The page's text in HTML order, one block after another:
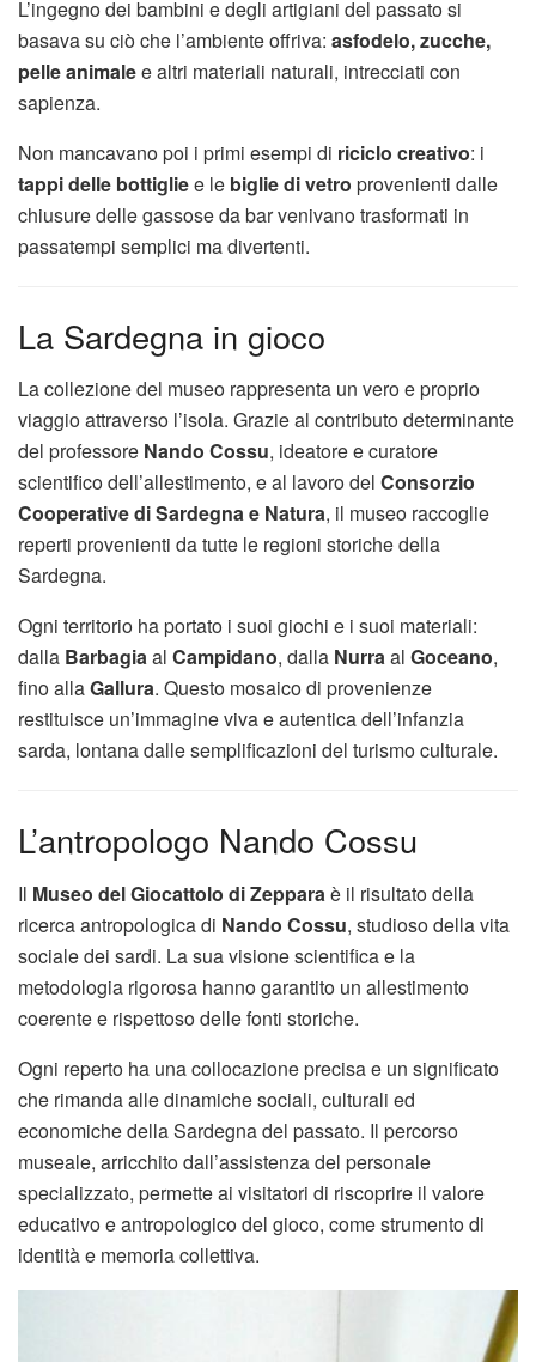
L’ingegno dei bambini e degli artigiani del passato si
basava su ciò che l’ambiente offriva: asfodelo, zucche,
pelle animalee altri materiali naturali, intrecciati con
sapienza.
Non mancavano poi i primi esempi di riciclo creativo: i
tappi delle bottigliee le biglie di vetro provenienti dalle
chiusure delle gassose da bar venivano trasformati in
passatempi semplici ma divertenti.
La Sardegna in gioco
La collezione del museo rappresenta un vero e proprio
viaggio attraverso l’isola. Grazie al contributo determinante
del professore Nando Cossu, ideatore e curatore
scientifico dell’allestimento, e al lavoro del Consorzio
Cooperative di Sardegna e Natura, il museo raccoglie
reperti provenienti da tutte le regioni storiche della
Sardegna.
Ogni territorio ha portato i suoi giochi e i suoi materiali:
dalla Barbagiaal Campidano, dalla Nurraal Goceano,
fino allaGallura. Questo mosaico di provenienze
restituisce un’immagine viva e autentica dell’infanzia
sarda, lontana dalle semplificazioni del turismo culturale.
L’antropologo Nando Cossu
Il Museo del Giocattolo di Zeppara è il risultato della
ricerca antropologica di Nando Cossu, studioso della vita
sociale dei sardi. La sua visione scientifica e la
metodologia rigorosa hanno garantito un allestimento
coerente e rispettoso delle fonti storiche.
Ogni reperto ha una collocazione precisa e un significato
che rimanda alle dinamiche sociali, culturali ed
economiche della Sardegna del passato. Il percorso
museale, arricchito dall’assistenza del personale
specializzato, permette ai visitatori di riscoprire il valore
educativo e antropologico del gioco, come strumento di
identità e memoria collettiva.